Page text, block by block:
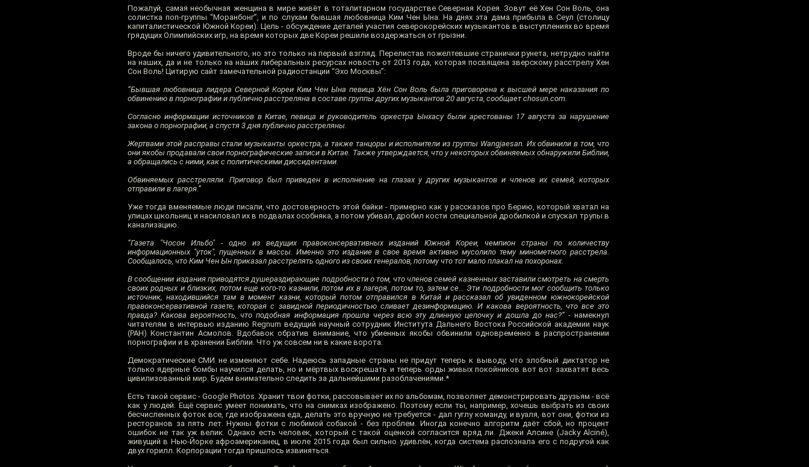
Пожалуй, самая необычная женщина в мире живёт в тоталитарном государстве Северная Корея. Зовут её Хен Сон Воль, она
солистка поп-группы “Моранбонг”, и по слухам бывшая любовница Ким Чен Ына. На днях эта дама прибыла в Сеул (столицу
капиталистической Южной Кореи). Цель - обсуждение деталей участия северокорейских музыкантов в выступлениях во время
грядущих Олимпийских игр, на время которых две Кореи решили воздержаться от грызни.
Вроде бы ничего удивительного, но это только на первый взгляд. Перелистав пожелтевшие странички рунета, нетрудно найти
на наших, да и не только на наших либеральных ресурсах новость от 2013 года, которая посвящена зверскому расстрелу Хен
Сон Воль! Цитирую сайт замечательной радиостанции “Эхо Москвы”:
“Бывшая любовница лидера Северной Кореи Ким Чен Ына певица Хён Сон Воль была приговорена к высшей мере наказания по
обвинению в порнографии и публично расстреляна в составе группы других музыкантов 20 августа, сообщает chosun.com.
Согласно информации источников в Китае, певица и руководитель оркестра Ынхасу были арестованы 17 августа за нарушение
закона о порнографии, а спустя 3 дня публично расстреляны.
Жертвами этой расправы стали музыканты оркестра, а также танцоры и исполнители из группы Wangjaesan. Их обвинили в том, что
они якобы продавали свои порнографические записи в Китае. Также утверждается, что у некоторых обвиняемых обнаружили Библии,
а обращались с ними, как с политическими диссидентами.
Обвиняемых расстреляли. Приговор был приведен в исполнение на глазах у других музыкантов и членов их семей, которых
отправили в лагеря.”
Уже тогда вменяемые люди писали, что достоверность этой байки - примерно как у рассказов про Берию, который хватал на
улицах школьниц и насиловал их в подвалах особняка, а потом убивал, дробил кости специальной дробилкой и спускал трупы в
канализацию.
“Газета "Чосон Ильбо" - одно из ведущих правоконсервативных изданий Южной Кореи, чемпион страны по количеству
информационных "уток", пущенных в массы. Именно это издание в свое время активно мусолило тему минометного расстрела.
Сообщалось, что Ким Чен Ын приказал расстрелять одного из своих генералов, потому что тот мало плакал на похоронах.
В сообщении издания приводятся душераздирающие подробности о том, что членов семей казненных заставили смотреть на смерть
своих родных и близких, потом еще кого-то казнили, потом их в лагеря, потом то, затем се... Эти подробности мог сообщить только
источник, находившийся там в момент казни, который потом отправился в Китай и рассказал об увиденном южнокорейской
правоконсервативной газете, которая с завидной периодичностью сливает дезинформацию. И какова вероятность, что все это
правда? Какова вероятность, что подобная информация прошла через всю эту длинную цепочку и дошла до нас?”- намекнул
читателям в интервью изданию Regnum ведущий научный сотрудник Института Дальнего Востока Российской академии наук
(РАН) Константин Асмолов. Вдобавок обратив внимание, что убиенных якобы обвинили одновременно в распространении
порнографии и в хранении Библии. Что уж совсем ни в какие ворота.
Демократические СМИ не изменяют себе. Надеюсь западные страны не придут теперь к выводу, что злобный диктатор не
только ядерные бомбы научился делать, но и мёртвых воскрешать и теперь орды живых покойников вот вот захватят весь
цивилизованный мир. Будем внимательно следить за дальнейшими разоблачениями.*
Есть такой сервис - Google Photos. Хранит твои фотки, рассовывает их по альбомам, позволяет демонстрировать друзьям - всё
как у людей. Ещё сервис умеет понимать, что на снимках изображено. Поэтому если ты, например, хочешь выбрать из своих
бесчисленных фоток все, где изображена еда, делать это вручную не требуется - дал гуглу команду, и вуаля, вот они, фотки из
ресторанов за пять лет. Нужны фотки с любимой собакой - без проблем. Иногда конечно алгоритм даёт сбой, но процент
ошибок не так уж велик. Однако есть человек, который с такой оценкой согласится вряд ли. Джеки Алсине (Jacky Alciné),
живущий в Нью-Йорке афроамериканец, в июле 2015 года был сильно удивлён, когда система распознала его с подругой как
двух горилл. Корпорации тогда пришлось извиняться.